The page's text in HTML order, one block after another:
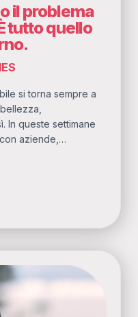
il problema
tutto quello
si torna sempre a
In queste settimane
aziende,…
ITALIANO IL PROBLEMA